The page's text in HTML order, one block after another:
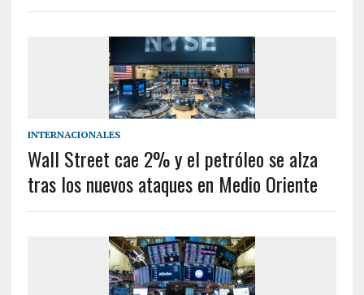
INTERNACIONALES
Wall Street cae 2% y el petróleo se alza
tras los nuevos ataques en Medio Oriente